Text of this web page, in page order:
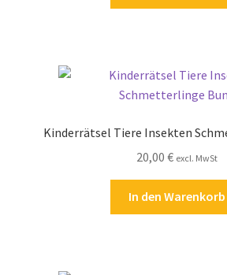
Kinderrätsel Tiere Insekten
20,00 € excl. MwSt
In den Warenkorb